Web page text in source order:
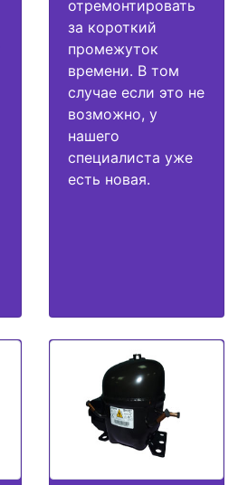
отремонтировать
за короткий
промежуток
времени. В том
случае если это не
возможно, у
нашего
специалиста уже
есть новая.